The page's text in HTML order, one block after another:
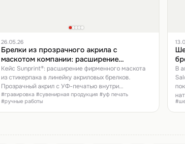
26.05.26
Брелки из прозрачного акрила с
маскотом компании: расширение
стикерпака в сувенирку
Кейс Sunprint®: расширение фирменного маскота
из стикерпака в линейку акриловых брелков.
Прозрачный акрил с УФ-печатью внутри
(изображение защищено от стирания и царапин),
лазерная резка по индивидуальному контуру
каждого варианта, ручная комплектация цветным
#гравировка #сувенирная продукция #уф печать
#ручные работы
В
с